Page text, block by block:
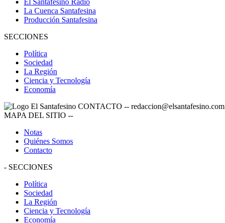
La Cuenca Santafesina
Producción Santafesina
SECCIONES
Política
Sociedad
La Región
Ciencia y Tecnología
Economía
CONTACTO -- redaccion@elsantafesino.com
MAPA DEL SITIO --
Notas
Quiénes Somos
Contacto
- SECCIONES
Política
Sociedad
La Región
Ciencia y Tecnología
Economía